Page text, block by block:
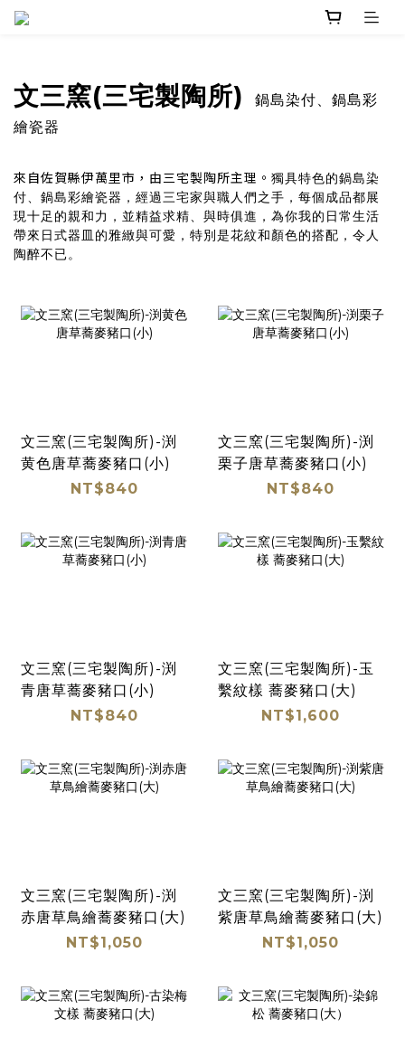
文三窯(三宅製陶所)
鍋島染付、鍋島彩
繪瓷器
來自佐賀縣伊萬里市，由三宅製陶所主理。 獨具特色的鍋島染
付、鍋島彩繪瓷器，經過三宅家與職人們之手，每個成品都展
現十足的親和力，並精益求精、與時俱進，為你我的日常生活
帶來日式器皿的雅緻與可愛，特別是花紋和顏色的搭配，令人
陶醉不已。
文三窯(三宅製陶所)-渕
黄色唐草蕎麥豬口(小)
NT$840
文三窯(三宅製陶所)-渕
栗子唐草蕎麥豬口(小)
NT$840
文三窯(三宅製陶所)-渕
青唐草蕎麥豬口(小)
NT$840
文三窯(三宅製陶所)-玉
繫紋樣 蕎麥豬口(大)
NT$1,600
文三窯(三宅製陶所)-渕
赤唐草鳥繪蕎麥豬口(大)
NT$1,050
文三窯(三宅製陶所)-渕
紫唐草鳥繪蕎麥豬口(大)
NT$1,050